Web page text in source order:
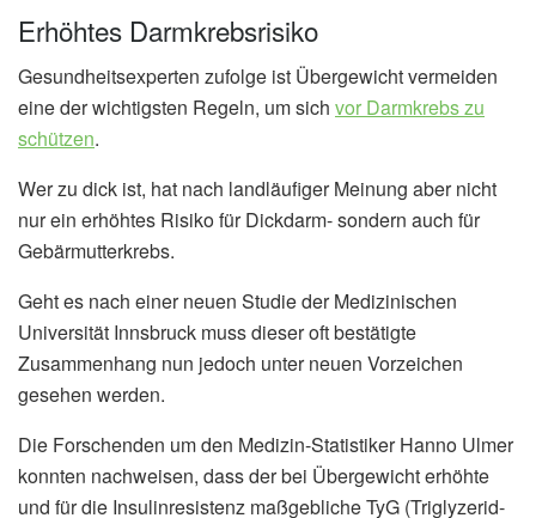
Erhöhtes Darmkrebsrisiko
Gesundheitsexperten zufolge ist Übergewicht vermeiden
eine der wichtigsten Regeln, um sich vor Darmkrebs zu
schützen.
Wer zu dick ist, hat nach landläufiger Meinung aber nicht
nur ein erhöhtes Risiko für Dickdarm- sondern auch für
Gebärmutterkrebs.
Geht es nach einer neuen Studie der Medizinischen
Universität Innsbruck muss dieser oft bestätigte
Zusammenhang nun jedoch unter neuen Vorzeichen
gesehen werden.
Die Forschenden um den Medizin-Statistiker Hanno Ulmer
konnten nachweisen, dass der bei Übergewicht erhöhte
und für die Insulinresistenz maßgebliche TyG (Triglyzerid-